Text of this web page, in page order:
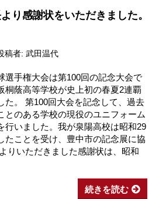
り感謝状をいただきました。
稿者: 武田温代
選手権大会は第100回の記念大会で
桐蔭高等学校が史上初の春夏2連覇
た。 第100回大会を記念して、過去
とのある学校の現役のユニフォーム
行いました。我が泉陽高校は昭和29
たことを受け、豊中市の記念展に協
りいただきました感謝状は、昭和
続きを読む